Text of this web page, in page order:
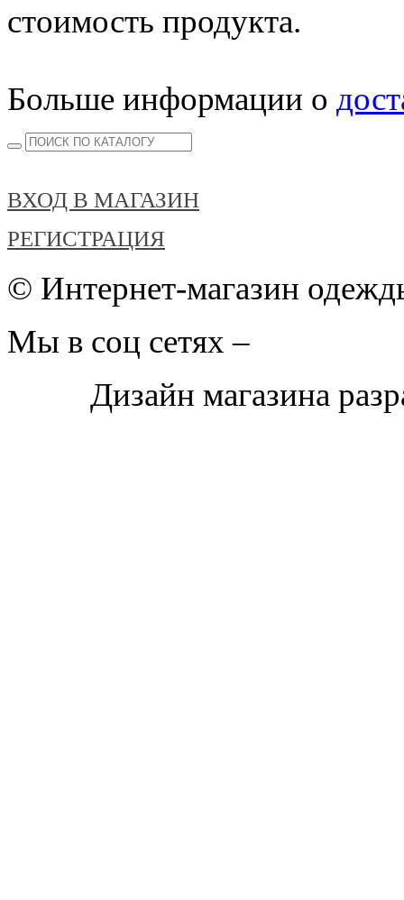
стоимость продукта.
Больше информации о
ВХОД В МАГАЗИН
РЕГИСТРАЦИЯ
© Интернет-магазин
Мы в соц сетях –
Дизайн магазина